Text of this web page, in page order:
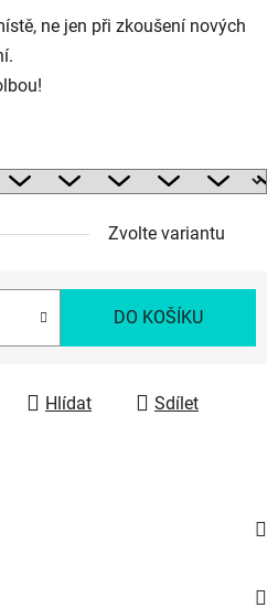
ne jen při zkoušení nových
Zvolte variantu
DO KOŠÍKU
Hlídat Sdílet